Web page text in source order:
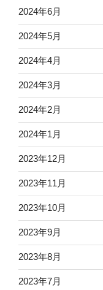
2024年6月
2024年5月
2024年4月
2024年3月
2024年2月
2024年1月
2023年12月
2023年11月
2023年10月
2023年9月
2023年8月
2023年7月